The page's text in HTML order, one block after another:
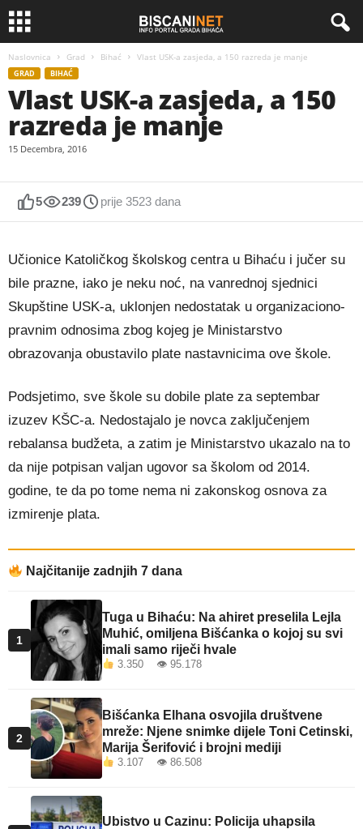
Naslovnica Grad Bihać Vlast USK-a zasjeda, a 150 razreda je manje
GRAD BIHAĆ
Vlast USK-a zasjeda, a 150
razreda je manje
15 Decembra, 2016
5 239 prije 3523 dana
Učionice Katoličkog školskog centra u Bihaću i jučer su
bile prazne, iako je neku noć, na vanrednoj sjednici
Skupštine USK-a, uklonjen nedostatak u organizaciono-
pravnim odnosima zbog kojeg je Ministarstvo
obrazovanja obustavilo plate nastavnicima ove škole.
Podsjetimo, sve škole su dobile plate za septembar
izuzev KŠC-a. Nedostajalo je novca zaključenjem
rebalansa budžeta, a zatim je Ministarstvo ukazalo na to
da nije potpisan valjan ugovor sa školom od 2014.
godine, te da po tome nema ni zakonskog osnova za
izmirenje plata.
Najčitanije zadnjih 7 dana
1
Tuga u Bihaću: Na ahiret preselila Lejla
Muhić, omiljena Bišćanka o kojoj su svi
imali samo riječi hvale
3.350 👁 95.178
2
Bišćanka Elhana osvojila društvene
mreže: Njene snimke dijele Toni Cetinski,
Marija Šerifović i brojni mediji
3.107 👁 86.508
Ubistvo u Cazinu: Policija uhapsila